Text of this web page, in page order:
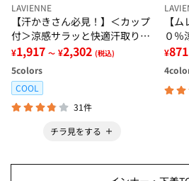
LAVIENNE
【汗かきさん必見！】＜カップ
付＞涼感サラッと快適汗取りタ
ンクトップインナー＜さらりラ
ボ＞
¥1,917 ～ ¥2,302 (税込)
5colors
COOL
31件
チラ見をする
【
０％
ー＜
¥871
4